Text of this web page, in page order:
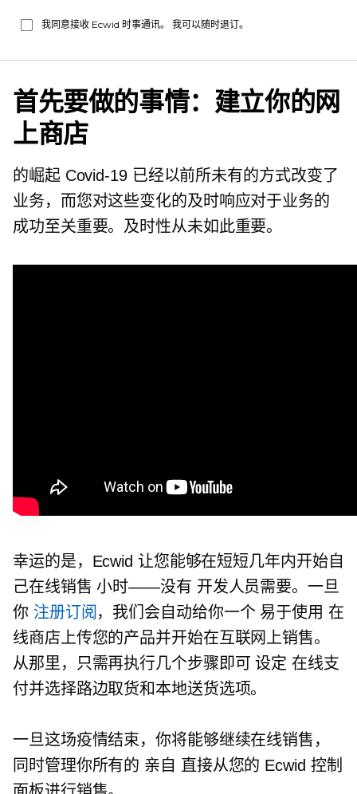
我同意接收 Ecwid 时事通讯。 我可以随时退订。
首先要做的事情：建立你的网
上商店
的崛起 Covid-19已经以前所未有的方式改变了
业务，而您对这些变化的及时响应对于业务的
成功至关重要。及时性从未如此重要。
幸运的是，Ecwid 让您能够在短短几年内开始自
己在线销售小时——没有 开发人员需要。一旦
你 注册订阅 ，我们会自动给你一个 易于使用 在
线商店上传您的产品并开始在互联网上销售。
从那里，只需再执行几个步骤即可设定 在线支
付并选择路边取货和本地送货选项。
一旦这场疫情结束，你将能够继续在线销售，
同时管理你所有的 亲自 直接从您的 Ecwid 控制